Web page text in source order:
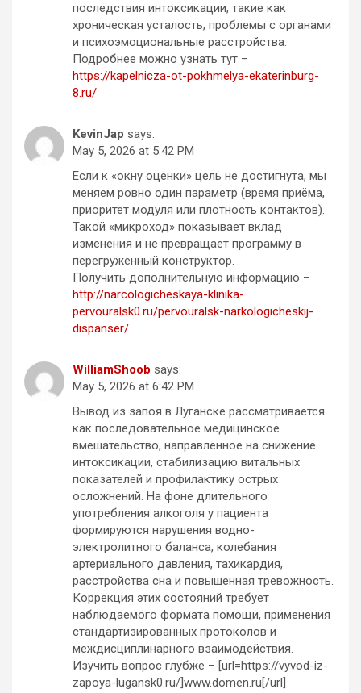
последствия интоксикации, такие как
хроническая усталость, проблемы с органами
и психоэмоциональные расстройства.
Подробнее можно узнать тут –
https://kapelnicza-ot-pokhmelya-ekaterinburg-
8.ru/
KevinJap says:
May 5, 2026 at 5:42 PM
Если к «окну оценки» цель не достигнута, мы
меняем ровно один параметр (время приёма,
приоритет модуля или плотность контактов).
Такой «микроход» показывает вклад
изменения и не превращает программу в
перегруженный конструктор.
Получить дополнительную информацию –
http://narcologicheskaya-klinika-
pervouralsk0.ru/pervouralsk-narkologicheskij-
dispanser/
WilliamShoob says:
May 5, 2026 at 6:42 PM
Вывод из запоя в Луганске рассматривается
как последовательное медицинское
вмешательство, направленное на снижение
интоксикации, стабилизацию витальных
показателей и профилактику острых
осложнений. На фоне длительного
употребления алкоголя у пациента
формируются нарушения водно-
электролитного баланса, колебания
артериального давления, тахикардия,
расстройства сна и повышенная тревожность.
Коррекция этих состояний требует
наблюдаемого формата помощи, применения
стандартизированных протоколов и
междисциплинарного взаимодействия.
Изучить вопрос глубже – [url=https://vyvod-iz-
zapoya-lugansk0.ru/]www.domen.ru[/url]